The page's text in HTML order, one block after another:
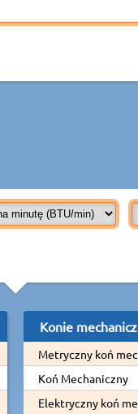
Konie
Metryczny koń
Koń Mechaniczny
Elektryczny koń